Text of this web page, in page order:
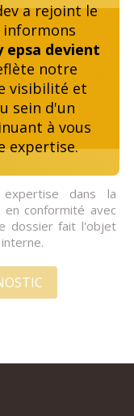
aspects
financière des
en respectant
des dossiers
dans la
conformité avec
dossier fait l'objet
a rejoint le
informons
epsa devient
notre
visibilité et
sein d'un
à vous
expertise.